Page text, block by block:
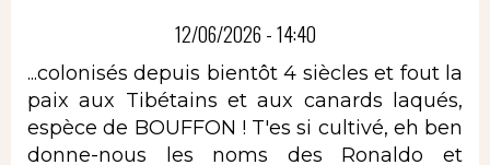
12/06/2026 - 14:40
...colonisés depuis bientôt 4 siècles et fout la
paix aux Tibétains et aux canards laqués,
espèce de BOUFFON ! T'es si cultivé, eh ben
donne-nous les noms des Ronaldo et